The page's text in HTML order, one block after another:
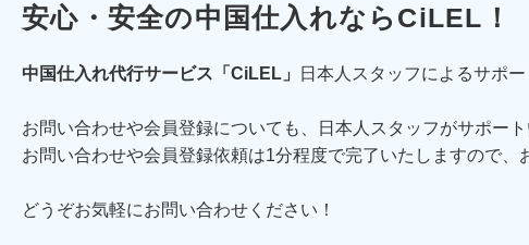
安心・安全の中国仕入れならCiLEL！
中国仕入れ代行サービス「CiLEL」 日本人スタッフによるサポ
お問い合わせや会員登録についても、日本人スタッフがサポー
お問い合わせや会員登録依頼は1分程度で完了いたしますので、
どうぞお気軽にお問い合わせください！